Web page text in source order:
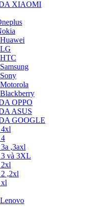
XIAOMI
OPPO
ASUS
GOOGLE
,3axl
và 3XL
,2xl